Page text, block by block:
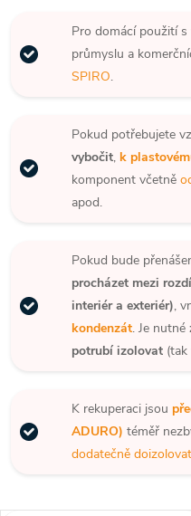
Pro domácí použití
průmyslu a
SPIRO.
Pokud potřebujete
vybočit, k
komponent včetně
apod.
Pokud bude
procházet mezi
interiér a exteriér),
kondenzát. Je nutné
potrubí izolovat
K rekuperaci jsou
ADURO) téměř
dodatečně doizolovat